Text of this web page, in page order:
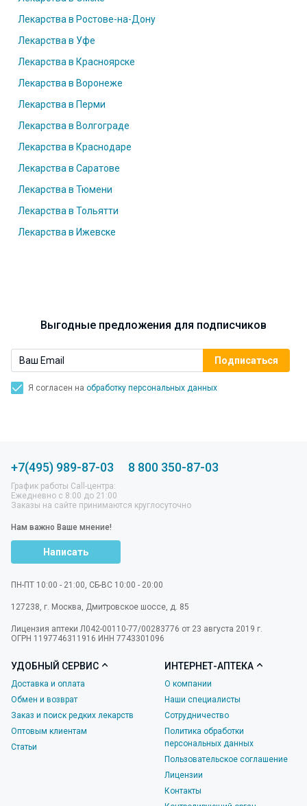
Лекарства в Ростове-на-Дону
Лекарства в Уфе
Лекарства в Красноярске
Лекарства в Воронеже
Лекарства в Перми
Лекарства в Волгограде
Лекарства в Краснодаре
Лекарства в Саратове
Лекарства в Тюмени
Лекарства в Тольятти
Лекарства в Ижевске
Выгодные предложения для подписчиков
Я согласен на обработку персональных данных
+7(495) 989-87-03 8 800 350-87-03
График работы Call-центра:
Ежедневно с 8:00 до 21:00
Заказы на сайте принимаются круглосуточно
Нам важно Ваше мнение!
Написать
ПН-ПТ 10:00 - 21:00, СБ-ВС 10:00 - 20:00
127238, г. Москва, Дмитровское шоссе, д. 85
Лицензия аптеки Л042-00110-77/00283776 от 23 августа 2019 г.
ОГРН 1197746311916 ИНН 7743301096
УДОБНЫЙ СЕРВИС
Доставка и оплата
Обмен и возврат
Заказ и поиск редких лекарств
Оптовым клиентам
Статьи
ИНТЕРНЕТ-АПТЕКА
О компании
Наши специалисты
Сотрудничество
Политика обработки
персональных данных
Пользовательское соглашение
Лицензии
Контакты